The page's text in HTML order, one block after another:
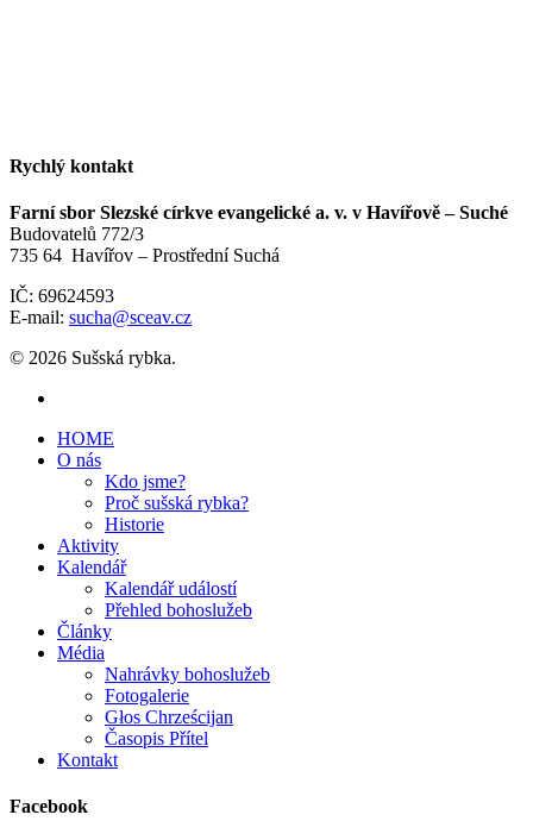
Rychlý kontakt
Farní sbor Slezské církve evangelické a. v. v Havířově – Suché
Budovatelů 772/3
735 64 Havířov – Prostřední Suchá
IČ: 69624593
E-mail: sucha@sceav.cz
© 2026 Sušská rybka.
HOME
O nás
Kdo jsme?
Proč sušská rybka?
Historie
Aktivity
Kalendář
Kalendář událostí
Přehled bohoslužeb
Články
Média
Nahrávky bohoslužeb
Fotogalerie
Głos Chrześcijan
Časopis Přítel
Kontakt
Facebook